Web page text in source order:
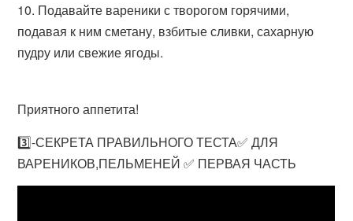
Подавайте вареники с творогом горячими,
подавая к ним сметану, взбитые сливки, сахарную
пудру или свежие ягоды.
Приятного аппетита!
3️⃣-СЕКРЕТА ПРАВИЛЬНОГО ТЕСТА✅ ДЛЯ
ВАРЕНИКОВ,ПЕЛЬМЕНЕЙ ✅ ПЕРВАЯ ЧАСТЬ